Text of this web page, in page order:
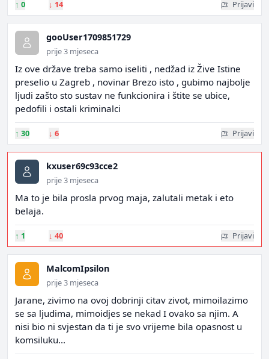
↑ 0 ↓ 14 Prijavi
gooUser1709851729
prije 3 mjeseca
Iz ove države treba samo iseliti , nedžad iz Žive Istine
preselio u Zagreb , novinar Brezo isto , gubimo najbolje
ljudi zašto sto sustav ne funkcionira i štite se ubice,
pedofili i ostali kriminalci
↑ 30 ↓ 6 Prijavi
kxuser69c93cce2
prije 3 mjeseca
Ma to je bila prosla prvog maja, zalutali metak i eto
belaja.
↑ 1 ↓ 40 Prijavi
MalcomIpsilon
prije 3 mjeseca
Jarane, zivimo na ovoj dobrinji citav zivot, mimoilazimo
se sa ljudima, mimoidjes se nekad I ovako sa njim. A
nisi bio ni svjestan da ti je svo vrijeme bila opasnost u
komsiluku...